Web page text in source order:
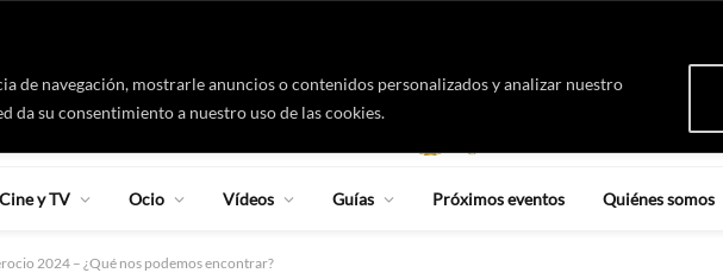
de navegación, mostrarle anuncios o contenidos personalizados y analizar nuestro
da su consentimiento a nuestro uso de las cookies.
Cine y TV Ocio Vídeos Guías Próximos eventos Quiénes somos
2024 – ¿Qué nos podemos encontrar?